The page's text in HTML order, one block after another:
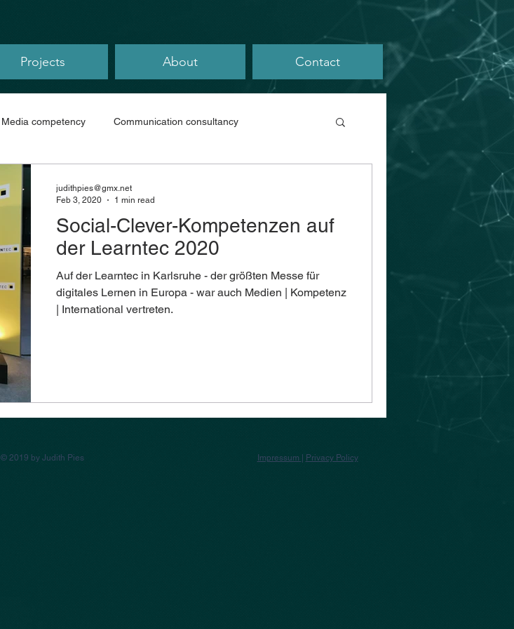
Projects About Contact
Media competency Communication consultancy
Social-Clever-Kompetenzen auf
der Learntec 2020
Auf der Learntec in Karlsruhe - der größten Messe für
digitales Lernen in Europa - war auch Medien | Kompetenz
| International vertreten.
judithpies@gmx.net
Feb 3, 2020
1 min read
© 2019 by Judith Pies Impressum Privacy Policy